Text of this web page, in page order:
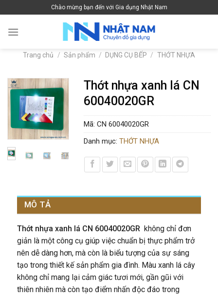
to
content
Chào mừng bạn đến với Gia dụng Nhật Nam
Trang chủ / Sản phẩm / DỤNG CỤ BẾP / THỚT NHỰA
Thớt nhựa xanh lá CN
60040020GR
Mã: CN 60040020GR
Danh mục: THỚT NHỰA
MÔ TẢ
Thớt nhựa xanh lá CN 60040020GR không chỉ đơn
giản là một công cụ giúp việc chuẩn bị thực phẩm trở
nên dễ dàng hơn, mà còn là biểu tượng của sự sáng
tạo trong thiết kế sản phẩm gia đình. Màu xanh lá cây
không chỉ mang lại cảm giác tươi mới, gần gũi với
thiên nhiên mà còn tạo điểm nhấn độc đáo trong